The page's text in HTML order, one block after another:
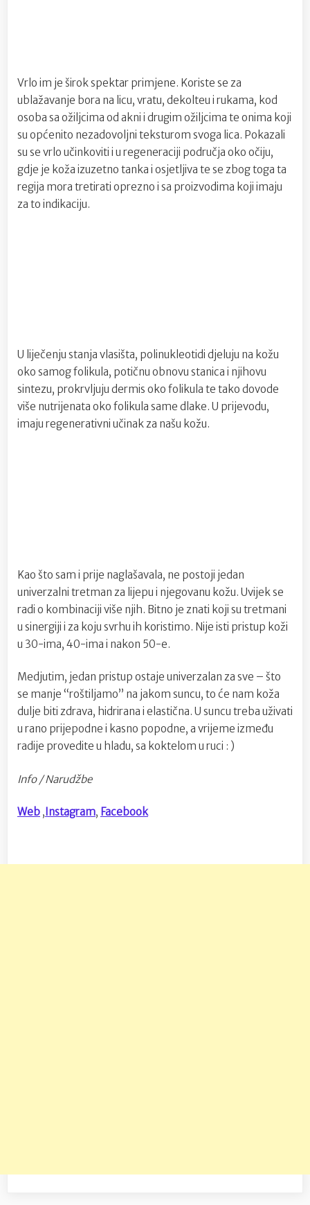
Vrlo im je širok spektar primjene. Koriste se za
ublažavanje bora na licu, vratu, dekolteu i rukama, kod
osoba sa ožiljcima od akni i drugim ožiljcima te onima koji
su općenito nezadovoljni teksturom svoga lica. Pokazali
su se vrlo učinkoviti i u regeneraciji područja oko očiju,
gdje je koža izuzetno tanka i osjetljiva te se zbog toga ta
regija mora tretirati oprezno i sa proizvodima koji imaju
za to indikaciju.
U liječenju stanja vlasišta, polinukleotidi djeluju na kožu
oko samog folikula, potičnu obnovu stanica i njihovu
sintezu, prokrvljuju dermis oko folikula te tako dovode
više nutrijenata oko folikula same dlake. U prijevodu,
imaju regenerativni učinak za našu kožu.
Kao što sam i prije naglašavala, ne postoji jedan
univerzalni tretman za lijepu i njegovanu kožu. Uvijek se
radi o kombinaciji više njih. Bitno je znati koji su tretmani
u sinergiji i za koju svrhu ih koristimo. Nije isti pristup koži
u 30-ima, 40-ima i nakon 50-e.
Medjutim, jedan pristup ostaje univerzalan za sve – što
se manje “roštiljamo” na jakom suncu, to će nam koža
dulje biti zdrava, hidrirana i elastična. U suncu treba uživati
u rano prijepodne i kasno popodne, a vrijeme između
radije provedite u hladu, sa koktelom u ruci : )
Info / Narudžbe
Web ,Instagram, Facebook